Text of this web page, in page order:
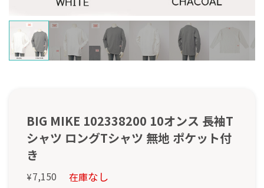
BIG MIKE 102338200 10オンス 長袖T
シャツ ロングTシャツ 無地 ポケット付
き
¥7,150 在庫なし